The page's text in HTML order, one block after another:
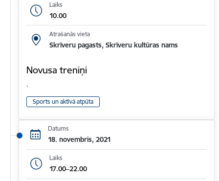
Laiks
10.00
Atrašanās vieta
Skrīveru pagasts, Skrīveru kultūras nams
Novusa treniņi
.
Sports un aktīvā atpūta
Datums
18. novembris, 2021
Laiks
17.00–22.00